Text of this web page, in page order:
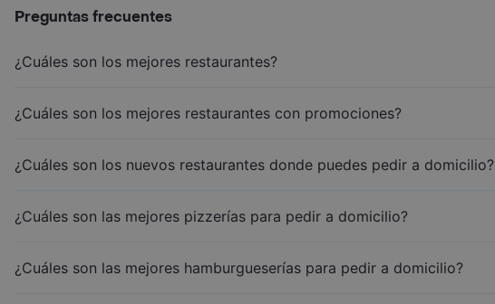
Preguntas frecuentes
¿Cuáles son los mejores restaurantes?
¿Cuáles son los mejores restaurantes con promociones?
¿Cuáles son los nuevos restaurantes donde puedes pedir a domicilio?
¿Cuáles son las mejores pizzerías para pedir a domicilio?
¿Cuáles son las mejores hamburgueserías para pedir a domicilio?